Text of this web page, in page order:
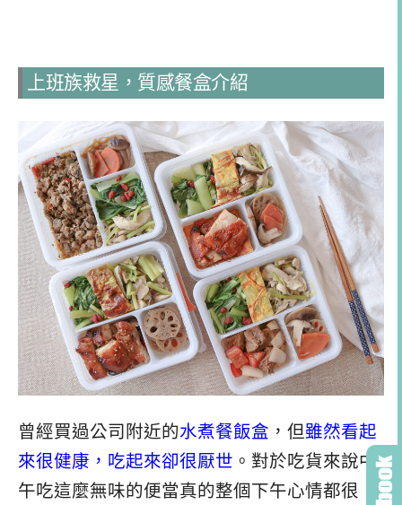
上班族救星，質感餐盒介紹
曾經買過公司附近的水煮餐飯盒 ，但雖然看起
來很健康，吃起來卻很厭世 。對於吃貨來說中
午吃這麼無味的便當真的整個下午心情都很